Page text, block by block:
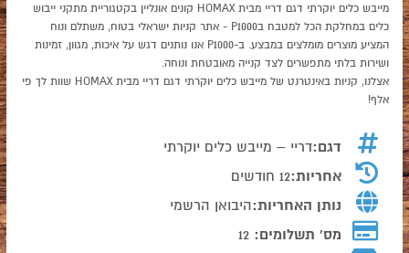
מייבש כלים יוקרתי דגם דריי מבית HOMAX קונים אונליין בקטגוריית מתקני ייבוש
כלים במחלקת הכל למטבח בP1000 - אתר קניות ישראלי בטוח, משתלם ונוח
המציע מוצרים מומלצים במבצע. ב-P1000 אנו נותנים דגש על איכות, מגוון, זמינות
ושירות בלתי מתפשרים לצד קנייה מאובטחת ונוחה.
אצלנו, קניות באינטרנט של מייבש כלים יוקרתי דגם דריי מבית HOMAX שוות לך פי
אלף!
דגם:דריי – מייבש כלים יוקרתי
אחריות:12 חודשים
נותן האחריות:היבואן הרשמי
מס' תשלומים: 12